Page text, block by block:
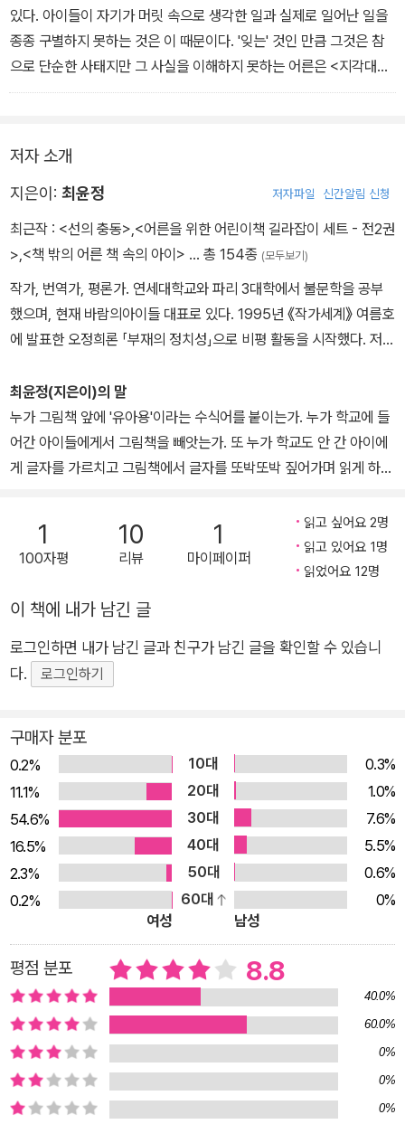
있다. 아이들이 자기가 머릿 속으로 생각한 일과 실제로 일어난 일을
종종 구별하지 못하는 것은 이 때문이다. '잊는' 것인 만큼 그것은 참
으로 단순한 사태지만 그 사실을 이해하지 못하는 어른은 <지각대장
존>에 나오는 선생님처럼 아이들을 쉽사리 '거짓말쟁이'로 만든다.-7
저자 소개
지은이: 최윤정 저자파일 신간알림 신청
최근작 : <선의 충동>,<어른을 위한 어린이책 길라잡이 세트 - 전2권
>,<책 밖의 어른 책 속의 아이> … 총 154종 (모두보기)
작가, 번역가, 평론가. 연세대학교와 파리 3대학에서 불문학을 공부
했으며, 현재 바람의아이들 대표로 있다. 1995년 《작가세계》 여름호
에 발표한 오정희론 「부재의 정치성」으로 비평 활동을 시작했다. 저서
어른 책 속의 아이』 『슬픈 거인』 등이 있다. 번역서로는 『미래의 책』
『문학과 악』 『미술과 정신분석』 『미켈란젤로 부오나로티』 등의 비평
서와 『난 아무것도 먹고 싶지 않아』 『악마와의 계약』 『스파게티 신드
롬』 『딸들이 자라서 엄마가 된다』 『늑대의 눈』 등 다수의 소설 및 어
훈장을, 2017년 문화체육관광부 장관 표창을 받았다.
최윤정(지은이)의 말
누가 그림책 앞에 '유아용'이라는 수식어를 붙이는가. 누가 학교에 들
어간 아이들에게서 그림책을 빼앗는가. 또 누가 학교도 안 간 아이에
게 글자를 가르치고 그림책에서 글자를 또박또박 짚어가며 읽게 하는
글자를 알기 전, 아이들은 그림으로 자기를 표현한다.
그러나 이미 글자를 알아버린 아이들은 그림도 글자와 같은 기호로만
할 기호들로 가득 찬 감옥이 되어버리는지도 모른다. 그 아이들이 잃
어버린 그림 혹은 자유를 찾아 주기. 그림 안에 세계가 있다. 그 속에
서 아이들과 헤엄치기. 그렇게, 아이와 함께 그림책이 내게로 왔다. 그
1
100자평
10
리뷰
1
마이페이퍼
읽고 싶어요 2명
읽고 있어요 1명
읽었어요 12명
이 책에 내가 남긴 글
로그인하면 내가 남긴 글과 친구가 남긴 글을 확인할 수 있습니
다.
로그인하기
구매자 분포
0.2% 10대
0.3%
11.1%
20대
1.0%
54.6%
30대
7.6%
16.5%
40대
5.5%
2.3%
50대
0.6%
0.2%
60대
0%
여성
남성
평점 분포 8.8
40.0%
60.0%
0%
0%
0%